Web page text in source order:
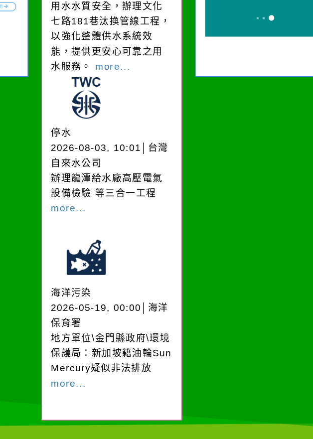
用水水質安全，辦理文化
七路181巷汰換管線工程，
以強化整體供水系統效
能，提供更安心可靠之用
水服務。 more...
停水
2026-08-03, 10:01│台灣
自來水公司
辦理龍潭給水廠高壓電氣
設備檢驗 等三合一工程
more...
海洋污染
2026-05-19, 00:00│海洋
保育署
地方單位\金門縣政府\環境
保護局：新加坡籍油輪Sun
Mercury疑似非法排放
more...